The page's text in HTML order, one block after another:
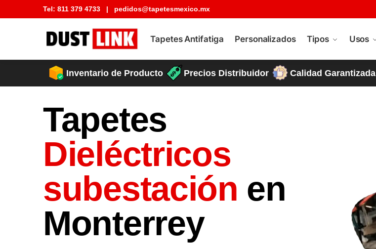
Tel: 811 379 4733 | pedidos@tapetesmexico.mx
Tapetes Antifatiga Personalizados Tipos Usos
Buscar tapete
Inventario de Producto Precios Distribuidor Calidad Garantizada
Tapetes
Dieléctricos
subestación en
Monterrey